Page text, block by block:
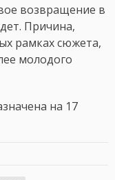
возвращение в
Причина,
рамках сюжета,
молодого
на 17